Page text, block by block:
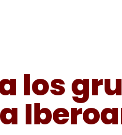
los